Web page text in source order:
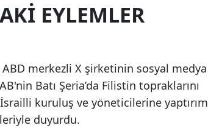
Muğla
Nevşehir
Niğde
Ordu
EYLEMLER
ABD merkezli X şirketinin sosyal medya
Batı Şeria’da Filistin topraklarını
kuruluş ve yöneticilerine yaptırım
duyurdu.